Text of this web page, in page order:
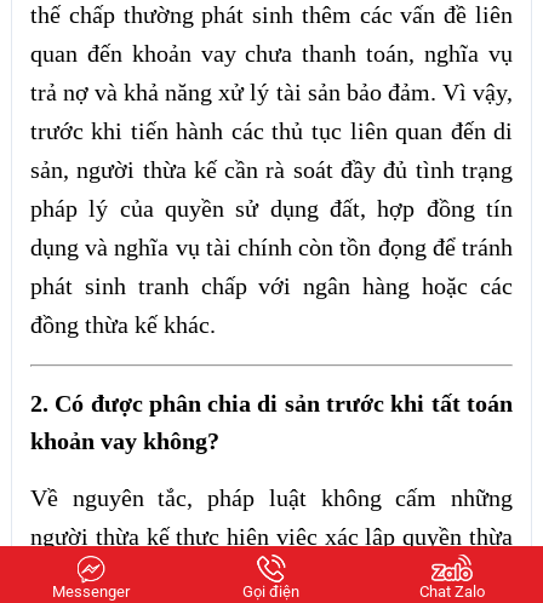
thế chấp thường phát sinh thêm các vấn đề liên
quan đến khoản vay chưa thanh toán, nghĩa vụ
trả nợ và khả năng xử lý tài sản bảo đảm. Vì vậy,
trước khi tiến hành các thủ tục liên quan đến di
sản, người thừa kế cần rà soát đầy đủ tình trạng
pháp lý của quyền sử dụng đất, hợp đồng tín
dụng và nghĩa vụ tài chính còn tồn đọng để tránh
phát sinh tranh chấp với ngân hàng hoặc các
đồng thừa kế khác.
2. Có được phân chia di sản trước khi tất toán
khoản vay không?
Về nguyên tắc, pháp luật không cấm những
người thừa kế thực hiện việc xác lập quyền thừa
kế đối với tài sản đang thế chấp. Tuy nhiên, việc
Messenger Gọi điện Chat Zalo